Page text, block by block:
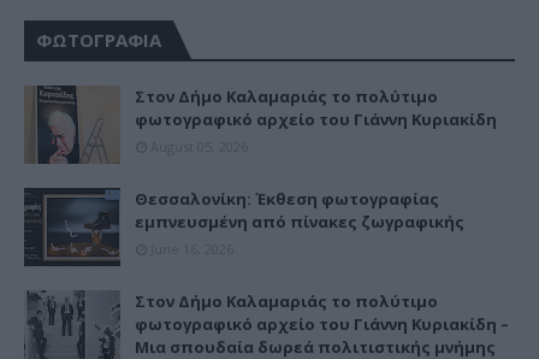
ΦΩΤΟΓΡΑΦΙΑ
Στον Δήμο Καλαμαριάς το πολύτιμο
φωτογραφικό αρχείο του Γιάννη Κυριακίδη
Θεσσαλονίκη: Έκθεση φωτογραφίας
εμπνευσμένη από πίνακες ζωγραφικής
Στον Δήμο Καλαμαριάς το πολύτιμο
φωτογραφικό αρχείο του Γιάννη Κυριακίδη –
Μια σπουδαία δωρεά πολιτιστικής μνήμης